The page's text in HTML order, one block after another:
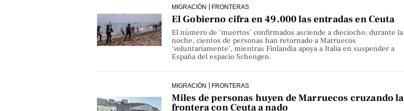
MIGRACIÓN FRONTERAS
El Gobierno cifra en 49.000 las entradas en Ceuta
El número de ‘muertos’ confirmados asciende a dieciocho; durante la
noche, cientos de personas han retornado a Marruecos
‘voluntariamente’, mientras Finlandia apoya a Italia en suspender a
España del espacio Schengen.
MIGRACIÓN FRONTERAS
Miles de personas huyen de Marruecos cruzando la
frontera con Ceuta a nado